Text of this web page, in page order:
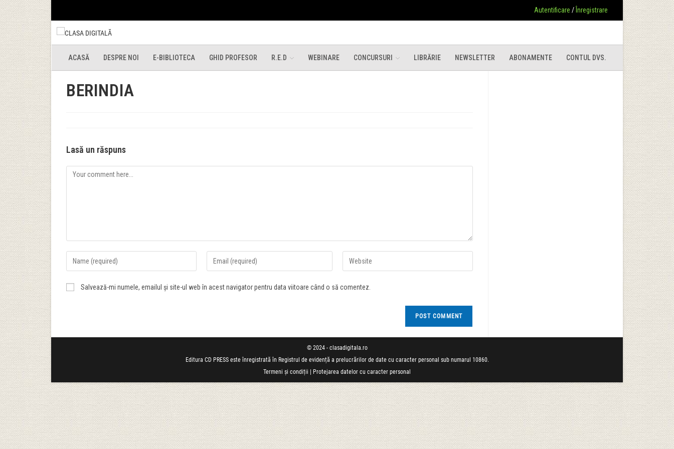
Autentificare / Înregistrare
ACASĂ DESPRE NOI E-BIBLIOTECA GHID PROFESOR R.E.D WEBINARE CONCURSURI LIBRĂRIE NEWSLETTER ABONAMENTE CONTUL DVS.
BERINDIA
Lasă un răspuns
Salvează-mi numele, emailul și site-ul web în acest navigator pentru data viitoare când o să comentez.
© 2024 - clasadigitala.ro
Editura CD PRESS este înregistrată în Registrul de evidență a prelucrărilor de date cu caracter personal sub numarul 10860.
Termeni și condiții
Protejarea datelor cu caracter personal